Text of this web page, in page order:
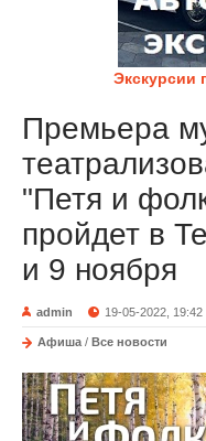
Экскурсии
Премьера
"Петя и
пройдет в
и 9 ноября
admin 19-05-2022, 19:42
Афиша / Все новости